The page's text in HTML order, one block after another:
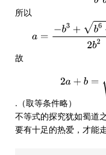
所以
故
.（取等条件略）
不等式的探究犹如蜀道
要有十足的热爱，才能